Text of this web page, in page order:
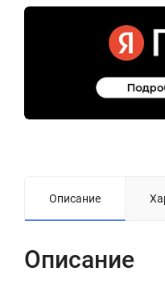
Описание
Описание